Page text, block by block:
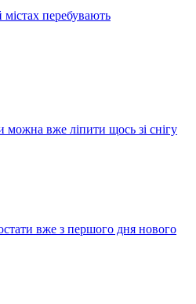
містах перебувають
можна вже ліпити щось зі снігу
вже з першого дня нового